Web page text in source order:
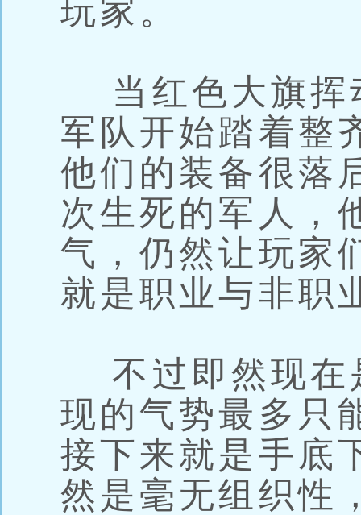
玩家。
当红色大旗挥
军队开始踏着整
他们的装备很落
次生死的军人，
气，仍然让玩家
就是职业与非职
不过即然现在
现的气势最多只
接下来就是手底
然是毫无组织性